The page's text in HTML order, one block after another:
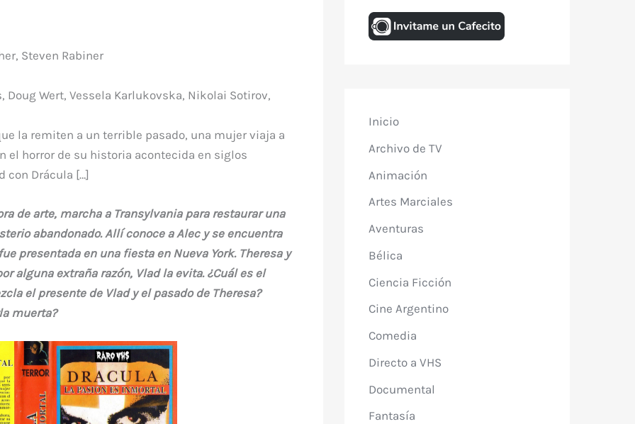
Steven Rabiner
Wert, Vessela Karlukovska, Nikolai Sotirov,
la remiten a un terrible pasado, una mujer viaja a
el horror de su historia acontecida en siglos
con Drácula […]
de arte, marcha a Transylvania para restaurar una
abandonado. Allí conoce a Alec y se encuentra
presentada en una fiesta en Nueva York. Theresa y
alguna extraña razón, Vlad la evita. ¿Cuál es el
el presente de Vlad y el pasado de Theresa?
muerta?
Inicio
Archivo de TV
Animación
Artes Marciales
Aventuras
Bélica
Ciencia Ficción
Cine Argentino
Comedia
Directo a VHS
Documental
Fantasía